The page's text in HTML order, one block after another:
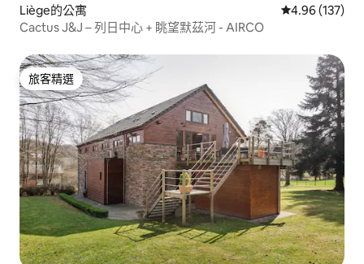
Liège的公寓 從 137 則評價
4.96 (137)
Cactus J&J – 列日中心 + 眺望默茲河 - AIRCO
旅客精選
旅客精選